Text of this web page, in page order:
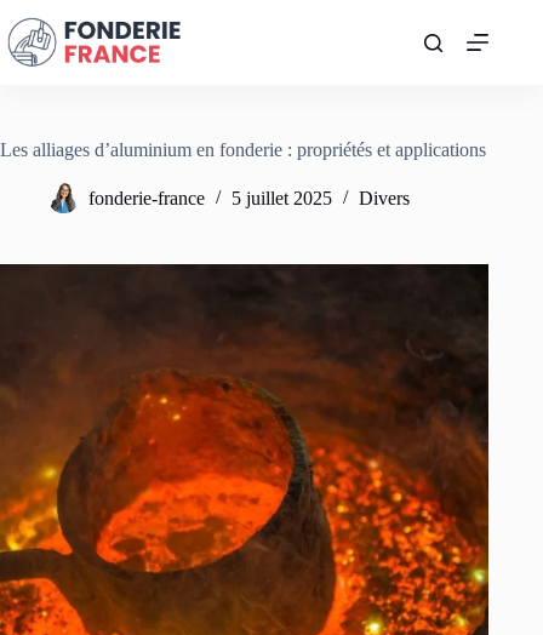
au
contenu
Les alliages d’aluminium en fonderie : propriétés et applications
fonderie-france 5 juillet 2025 Divers